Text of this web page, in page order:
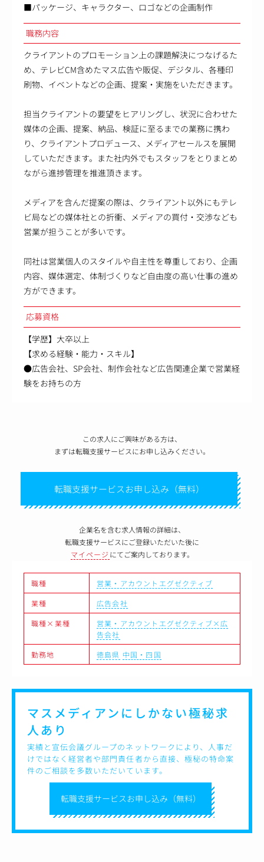
■パッケージ、キャラクター、ロゴなどの企画制作
職務内容
クライアントのプロモーション上の課題解決につなげるた
め、テレビCM含めたマス広告や販促、デジタル、各種印
刷物、イベントなどの企画、提案・実施をいただきます。
担当クライアントの要望をヒアリングし、状況に合わせた
媒体の企画、提案、納品、検証に至るまでの業務に携わ
り、クライアントプロデュース、メディアセールスを展開
していただきます。また社内外でもスタッフをとりまとめ
ながら進捗管理を推進頂きます。
メディアを含んだ提案の際は、クライアント以外にもテレ
ビ局などの媒体社との折衝、メディアの買付・交渉なども
営業が担うことが多いです。
同社は営業個人のスタイルや自主性を尊重しており、企画
内容、媒体選定、体制づくりなど自由度の高い仕事の進め
方ができます。
応募資格
【学歴】大卒以上
【求める経験・能力・スキル】
●広告会社、SP会社、制作会社など広告関連企業で営業経
験をお持ちの方
この求人にご興味がある方は、
まずは転職支援サービスにお申し込みください。
転職支援サービスお申し込み（無料）
企業名を含む求人情報の詳細は、
転職支援サービスにご登録いただいた後に
マイページ にてご案内しております。
職種
営業・アカウントエグゼクティブ
業種
広告会社
職種×業種
営業・アカウントエグゼクティブ×広
告会社
勤務地
徳島県 中国・四国
転職支援サービスお申し込み（無料）
マスメディアンにしかない極秘求
人あり
実績と宣伝会議グループのネットワークにより、人事だ
けではなく経営者や部門責任者から直接、極秘の特命案
件のご相談を多数いただいています。